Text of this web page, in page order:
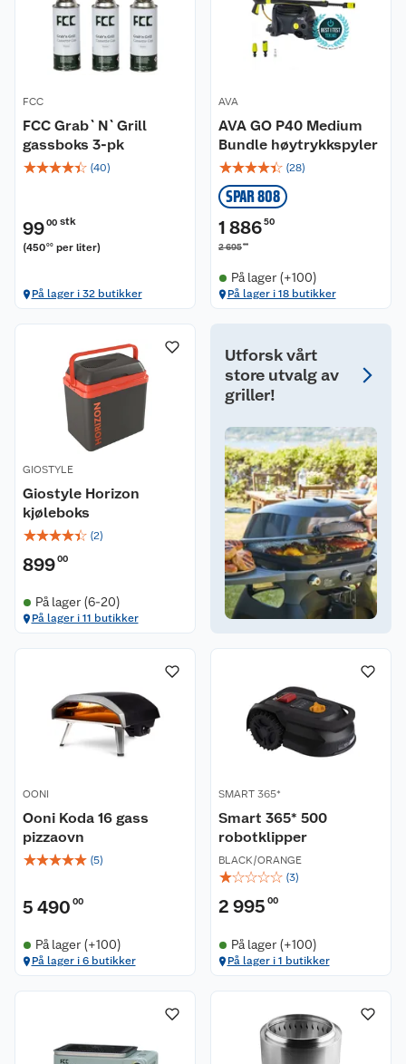
FCC
FCC Grab`N`Grill
gassboks 3-pk
☆☆☆☆☆ (40)
9900 stk
(45000 per liter)
På lager i 32 butikker
AVA
AVA GO P40 Medium
Bundle høytrykkspyler
☆☆☆☆☆ (28)
SPAR 808
1 88650
2 69500
På lager (+100)
På lager i 18 butikker
GIOSTYLE
Giostyle Horizon
kjøleboks
☆☆☆☆☆ (2)
89900
På lager (6-20)
På lager i 11 butikker
Utforsk vårt
store utvalg av
griller!
OONI
Ooni Koda 16 gass
pizzaovn
☆☆☆☆☆ (5)
5 490 00
På lager (+100)
På lager i 6 butikker
SMART 365*
Smart 365* 500
robotklipper
BLACK/ORANGE
☆☆☆☆☆ (3)
2 995 00
På lager (+100)
På lager i 1 butikker